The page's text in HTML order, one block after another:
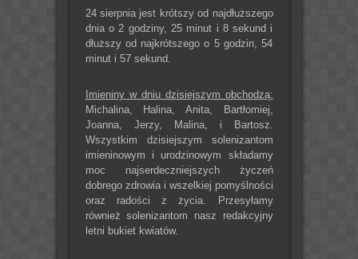
24 sierpnia jest krótszy od najdłuższego
dnia o 2 godziny, 25 minut i 8 sekund i
dłuższy od najkrótszego o 5 godzin, 54
minut i 57 sekund.
Imieniny w dniu dzisiejszym obchodzą:
Michalina, Halina, Anita, Bartłomiej,
Joanna, Jerzy, Malina, i Bartosz.
Wszystkim dzisiejszym solenizantom
imieninowym i urodzinowym składamy
moc najserdeczniejszych życzeń
dobrego zdrowia i wszelkiej pomyślności
oraz radości z życia. Przesyłamy
również solenizantom nasz redakcyjny
letni bukiet kwiatów.